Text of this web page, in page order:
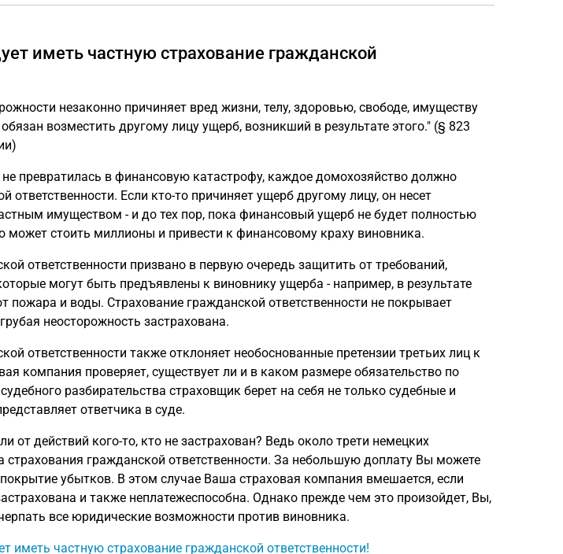
иметь частную страхование гражданской
незаконно причиняет вред жизни, телу, здоровью, свободе, имуществу
возместить другому лицу ущерб, возникший в результате этого." (§ 823
превратилась в финансовую катастрофу, каждое домохозяйство должно
ответственности. Если кто-то причиняет ущерб другому лицу, он несет
имуществом - и до тех пор, пока финансовый ущерб не будет полностью
может стоить миллионы и привести к финансовому краху виновника.
ответственности призвано в первую очередь защитить от требований,
могут быть предъявлены к виновнику ущерба - например, в результате
пожара и воды. Страхование гражданской ответственности не покрывает
неосторожность застрахована.
ответственности также отклоняет необоснованные претензии третьих лиц к
компания проверяет, существует ли и в каком размере обязательство по
разбирательства страховщик берет на себя не только судебные и
ответчика в суде.
от действий кого-то, кто не застрахован? Ведь около трети немецких
гражданской ответственности. За небольшую доплату Вы можете
убытков. В этом случае Ваша страховая компания вмешается, если
и также неплатежеспособна. Однако прежде чем это произойдет, Вы,
все юридические возможности против виновника.
иметь частную страхование гражданской ответственности!